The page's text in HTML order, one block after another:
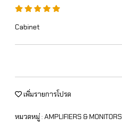
Cabinet
เพิ่มรายการโปรด
หมวดหมู่ : AMPLIFIERS & MONITORS